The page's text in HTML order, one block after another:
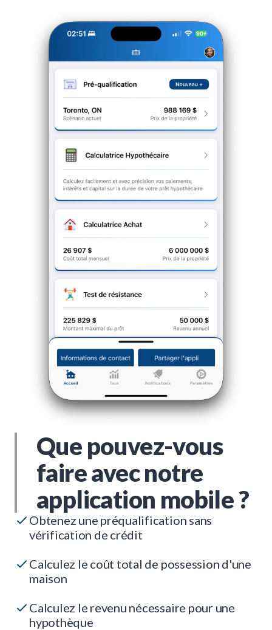
Que pouvez-vous
faire avec notre
application mobile ?
Obtenez une préqualification sans
vérification de crédit
Calculez le coût total de possession d'une
maison
Calculez le revenu nécessaire pour une
hypothèque